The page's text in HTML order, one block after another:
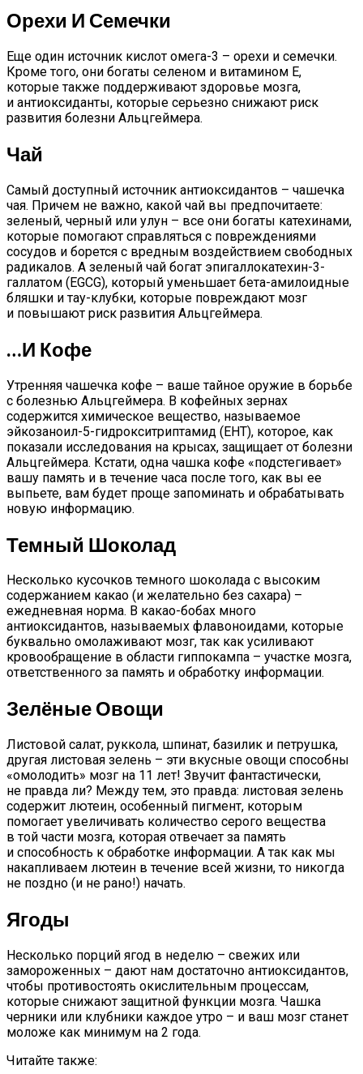
Орехи И Семечки
Еще один источник кислот омега-3 – орехи и семечки.
Кроме того, они богаты селеном и витамином Е,
которые также поддерживают здоровье мозга,
и антиоксиданты, которые серьезно снижают риск
развития болезни Альцгеймера.
Чай
Самый доступный источник антиоксидантов – чашечка
чая. Причем не важно, какой чай вы предпочитаете:
зеленый, черный или улун – все они богаты катехинами,
которые помогают справляться с повреждениями
сосудов и борется с вредным воздействием свободных
радикалов. А зеленый чай богат эпигаллокатехин-3-
галлатом (EGCG), который уменьшает бета-амилоидные
бляшки и тау-клубки, которые повреждают мозг
и повышают риск развития Альцгеймера.
…и Кофе
Утренняя чашечка кофе – ваше тайное оружие в борьбе
с болезнью Альцгеймера. В кофейных зернах
содержится химическое вещество, называемое
эйкозаноил-5-гидрокситриптамид (EHT), которое, как
показали исследования на крысах, защищает от болезни
Альцгеймера. Кстати, одна чашка кофе «подстегивает»
вашу память и в течение часа после того, как вы ее
выпьете, вам будет проще запоминать и обрабатывать
новую информацию.
Темный Шоколад
Несколько кусочков темного шоколада с высоким
содержанием какао (и желательно без сахара) –
ежедневная норма. В какао-бобах много
антиоксидантов, называемых флавоноидами, которые
буквально омолаживают мозг, так как усиливают
кровообращение в области гиппокампа – участке мозга,
ответственного за память и обработку информации.
Зелёные Овощи
Листовой салат, руккола, шпинат, базилик и петрушка,
другая листовая зелень – эти вкусные овощи способны
«омолодить» мозг на 11 лет! Звучит фантастически,
не правда ли? Между тем, это правда: листовая зелень
содержит лютеин, особенный пигмент, которым
помогает увеличивать количество серого вещества
в той части мозга, которая отвечает за память
и способность к обработке информации. А так как мы
накапливаем лютеин в течение всей жизни, то никогда
не поздно (и не рано!) начать.
Ягоды
Несколько порций ягод в неделю – свежих или
замороженных – дают нам достаточно антиоксидантов,
чтобы противостоять окислительным процессам,
которые снижают защитной функции мозга. Чашка
черники или клубники каждое утро – и ваш мозг станет
моложе как минимум на 2 года.
Читайте также: